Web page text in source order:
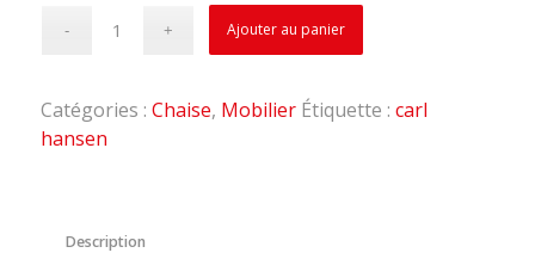
Ajouter au panier
Catégories : Chaise, Mobilier Étiquette : carl
hansen
Description